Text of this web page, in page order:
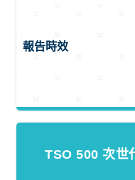
報告時效
TSO 500 次世